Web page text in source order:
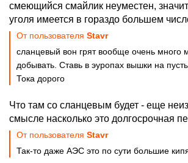
смеющийся смайлик неуместен,
уголя имеется в гораздо большем
От пользователя Stavr
сланцевый вон грят вообще очень много
добывать. Ставь в эуропах вышки на
Тока дорого
Что там со сланцевым будет - еще
смысле насколько это долгосрочная
От пользователя Stavr
Так-то даже АЭС это по сути большие